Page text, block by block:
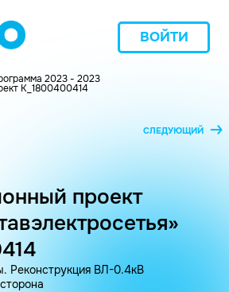
ВОЙТИ
2023 - 2023
K_1800400414
СЛЕДУЮЩИЙ
проект
Реконструкция ВЛ-0.4кВ